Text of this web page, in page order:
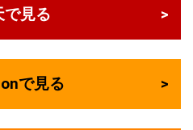
で見る
で見る